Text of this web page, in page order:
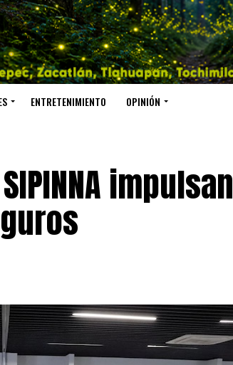
ENTRETENIMIENTO OPINIÓN
impulsan